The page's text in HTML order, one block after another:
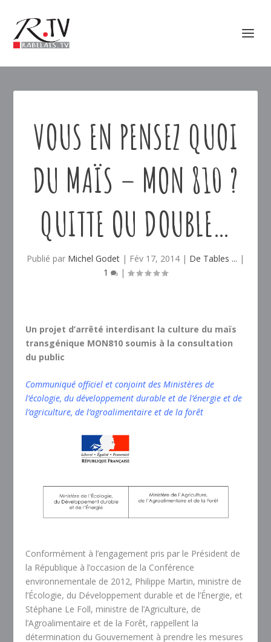
VOUS EN PENSEZ QUOI
DU MAÏS – MON 810 ?
QUITTE OU DOUBLE…
Publié par Michel Godet | Fév 17, 2014 | De Tables ... |
1
|
Un projet d’arrêté interdisant la culture du maïs
transgénique MON810 soumis à la consultation
du public
Communiqué officiel et conjoint des Ministères de
l’écologie, du développement durable et de l’énergie et de
l’agriculture, de l’agroalimentaire et de la forêt
Conformément à l’engagement pris par le Président de
la République à l’occasion de la Conférence
environnementale de 2012, Philippe Martin, ministre de
l’Écologie, du Développement durable et de l’Énergie, et
Stéphane Le Foll, ministre de l’Agriculture, de
l’Agroalimentaire et de la Forêt, rappellent la
détermination du Gouvernement à prendre les mesures